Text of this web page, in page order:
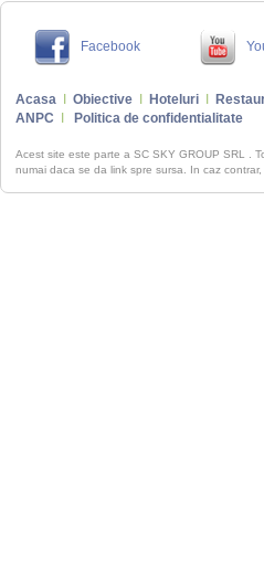
Facebook
Acasa Obiective Hoteluri
ANPC
Politica de confidentialitate
Acest site este parte a SC SKY GROUP SRL .
numai daca se da link spre sursa. In caz